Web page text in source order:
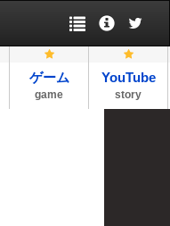
ゲーム
game
YouTube
story